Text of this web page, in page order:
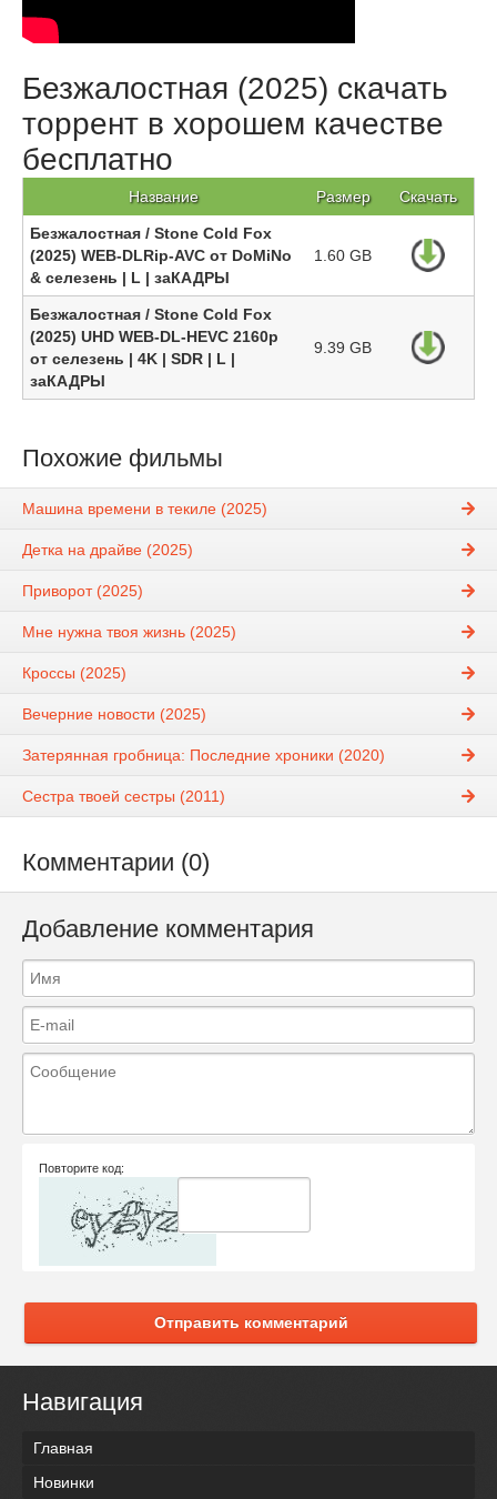
Безжалостная (2025) скачать
торрент в хорошем качестве
бесплатно
Название Размер Скачать
Безжалостная / Stone Cold Fox
(2025) WEB-DLRip-AVC от DoMiNo
& селезень | L | заКАДРЫ
1.60 GB
Безжалостная / Stone Cold Fox
(2025) UHD WEB-DL-HEVC 2160p
от селезень | 4K | SDR | L |
заКАДРЫ
9.39 GB
Похожие фильмы
Машина времени в текиле (2025)
Детка на драйве (2025)
Приворот (2025)
Мне нужна твоя жизнь (2025)
Кроссы (2025)
Вечерние новости (2025)
Затерянная гробница: Последние хроники (2020)
Сестра твоей сестры (2011)
Комментарии (0)
Добавление комментария
Повторите код:
Отправить комментарий
Навигация
Главная
Новинки